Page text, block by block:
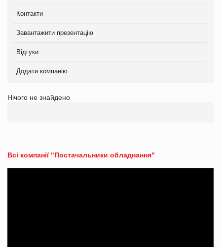
Контакти
Завантажити презентацію
Відгуки
Додати компанію
Нічого не знайдено
Всі компанії "Постачальники обладнання"